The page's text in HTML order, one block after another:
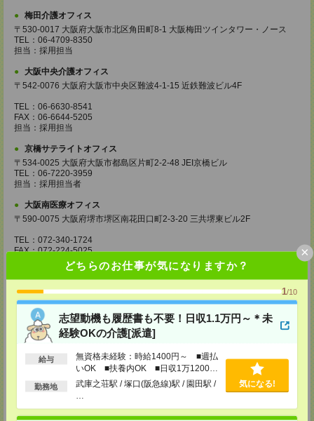
どちらのお仕事が気になりますか？
1/10
志望動機も履歴書も不要！日収1.1万円～＊未
経験OKの介護[派遣]
給与
無資格未経験：時給1400円～ ■週払
いOK ■扶養内OK ■日収1万1200円
以上
勤務地
武庫之荘駅 / 塚口(阪急線)駅 / 園田駅 /
気になる!
×
梅田介護オフィス
〒530-0017 大阪府大阪市北区角田町8-1 大阪梅田ツインタワー・ノース
TEL：06-4709-8350
担当：採用担当
大阪中央介護オフィス
〒542-0076 大阪府大阪市中央区難波4-1-15 近鉄難波ビル4F
TEL：06-6630-8541
FAX：06-6644-5205
担当：採用担当
京橋サテライトオフィス
〒534-0025 大阪府大阪市都島区片町2-2-48 JEI京橋ビル
TEL：06-7220-3959
担当：採用担当者
大阪南医療オフィス
〒590-0075 大阪府堺市堺区南花田口町2-3-20 三共堺東ビル2F
TEL：072-340-1724
FAX：072-224-5025
担当：採用担当
西宮サテライトオフィス
〒662-0918 兵庫県西宮市六湛寺町9番8号 市役所前ビル5F
TEL：0798-38-5901
FAX：0798-38-5905
担当：採用担当
和歌山サテライトオフィス
〒640-8154 和歌山県和歌山市六番丁5 和歌山六番丁801ビル5F
担当：採用担当